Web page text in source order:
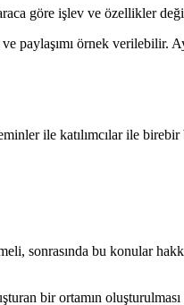
göre işlev ve özellikler
örnek verilebilir.
ile katılımcılar ile birebir
sonrasında bu konular
bir ortamın